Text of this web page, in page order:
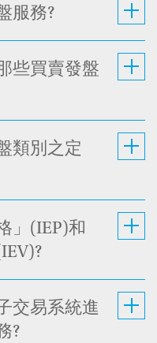
服務?
些買賣發盤
類別之定
」(IEP)和
交易系統進
?